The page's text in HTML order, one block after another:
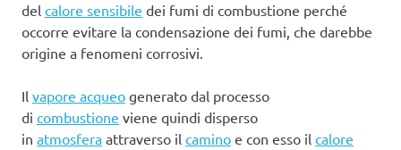
del calore sensibile dei fumi di combustione perché
occorre evitare la condensazione dei fumi, che darebbe
origine a fenomeni corrosivi.
Il vapore acqueo generato dal processo
di combustione viene quindi disperso
in atmosfera attraverso il camino e con esso il calore